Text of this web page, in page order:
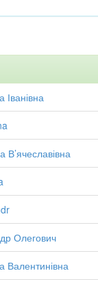
Іванівна
Олегович
Валентинівна